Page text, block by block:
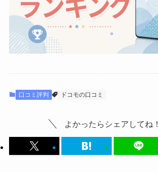
口コミ評判 ドコモの口コミ
よかったらシェアしてね！